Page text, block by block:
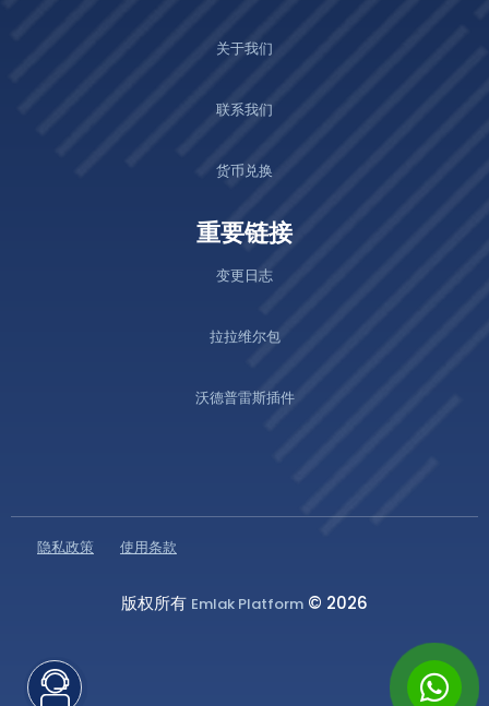
关于我们
联系我们
货币兑换
重要链接
变更日志
拉拉维尔包
沃德普雷斯插件
隐私政策 使用条款
版权所有 Emlak Platform © 2026